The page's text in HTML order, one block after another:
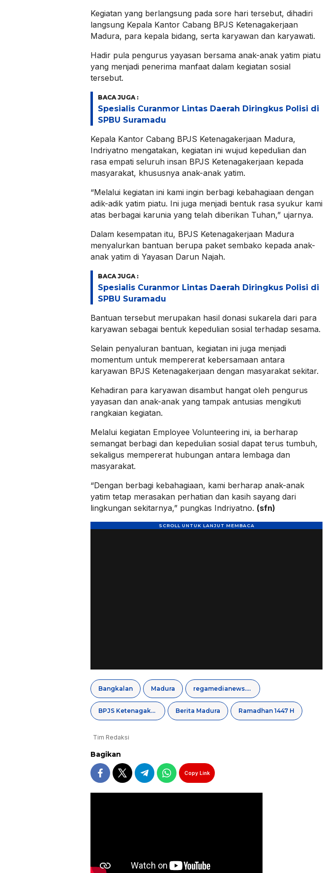
Kegiatan yang berlangsung pada sore hari tersebut, dihadiri
langsung Kepala Kantor Cabang BPJS Ketenagakerjaan
Madura, para kepala bidang, serta karyawan dan karyawati.
Hadir pula pengurus yayasan bersama anak-anak yatim piatu
yang menjadi penerima manfaat dalam kegiatan sosial
tersebut.
BACA JUGA :
Spesialis Curanmor Lintas Daerah Diringkus Polisi di
SPBU Suramadu
Kepala Kantor Cabang BPJS Ketenagakerjaan Madura,
Indriyatno mengatakan, kegiatan ini wujud kepedulian dan
rasa empati seluruh insan BPJS Ketenagakerjaan kepada
masyarakat, khususnya anak-anak yatim.
“Melalui kegiatan ini kami ingin berbagi kebahagiaan dengan
adik-adik yatim piatu. Ini juga menjadi bentuk rasa syukur kami
atas berbagai karunia yang telah diberikan Tuhan,” ujarnya.
Dalam kesempatan itu, BPJS Ketenagakerjaan Madura
menyalurkan bantuan berupa paket sembako kepada anak-
anak yatim di Yayasan Darun Najah.
BACA JUGA :
Spesialis Curanmor Lintas Daerah Diringkus Polisi di
SPBU Suramadu
Bantuan tersebut merupakan hasil donasi sukarela dari para
karyawan sebagai bentuk kepedulian sosial terhadap sesama.
Selain penyaluran bantuan, kegiatan ini juga menjadi
momentum untuk mempererat kebersamaan antara
karyawan BPJS Ketenagakerjaan dengan masyarakat sekitar.
Kehadiran para karyawan disambut hangat oleh pengurus
yayasan dan anak-anak yang tampak antusias mengikuti
rangkaian kegiatan.
Melalui kegiatan Employee Volunteering ini, ia berharap
semangat berbagi dan kepedulian sosial dapat terus tumbuh,
sekaligus mempererat hubungan antara lembaga dan
masyarakat.
“Dengan berbagi kebahagiaan, kami berharap anak-anak
yatim tetap merasakan perhatian dan kasih sayang dari
lingkungan sekitarnya,” pungkas Indriyatno. (sfn)
Bangkalan Madura regamedianews.com
BPJS Ketenagakerjaan Madura Berita Madura Ramadhan 1447 H
Tim Redaksi
Bagikan
Copy Link